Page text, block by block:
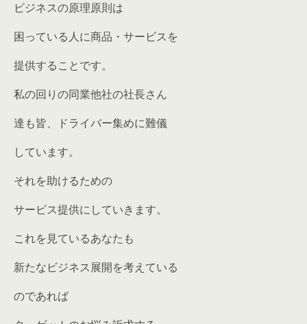
ビジネスの原理原則は
困っている人に商品・サービスを
提供することです。
私の回りの同業他社の社長さん
達も皆、ドライバー集めに難儀
しています。
それを助けるための
サービス提供にしていきます。
これを見ているあなたも
新たなビジネス展開を考えている
のであれば